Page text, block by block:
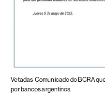
Vetadas Comunicado do BCRA
por bancos argentinos.